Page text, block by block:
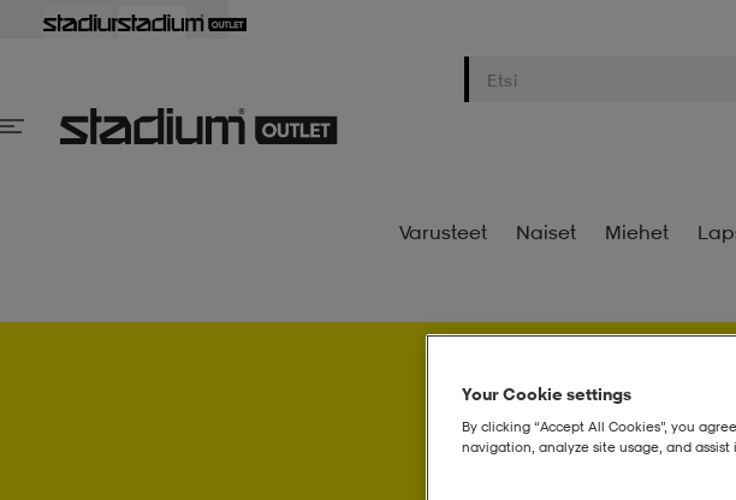
Varusteet Naiset Miehet
Your Cookie settings
By clicking “Accept All Cookies”, you
navigation, analyze site usage, and assist